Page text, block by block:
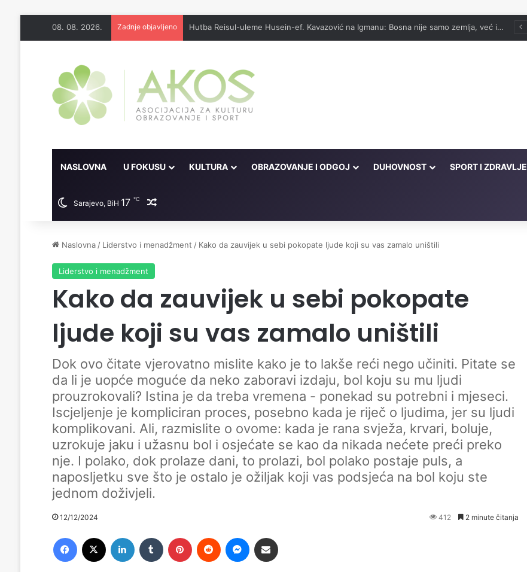
08. 08. 2026. Zadnje objavljeno Džennet je dar Milostivog onima koji su cijeli život kucali na vrata Njegove milosti
NASLOVNA U FOKUSU KULTURA OBRAZOVANJE I ODGOJ DUHOVNOST SPORT I ZDRAVLJE
Sarajevo, BiH 17 ℃ Random članak
Naslovna / Liderstvo i menadžment / Kako da zauvijek u sebi pokopate ljude koji su vas zamalo uništili
Liderstvo i menadžment
Kako da zauvijek u sebi pokopate
ljude koji su vas zamalo uništili
Dok ovo čitate vjerovatno mislite kako je to lakše reći nego učiniti. Pitate se
da li je uopće moguće da neko zaboravi izdaju, bol koju su mu ljudi
prouzrokovali? Istina je da treba vremena - ponekad su potrebni i mjeseci.
Iscjeljenje je kompliciran proces, posebno kada je riječ o ljudima, jer su ljudi
komplikovani. Ali, razmislite o ovome: kada je rana svježa, krvari, boluje,
uzrokuje jaku i užasnu bol i osjećate se kao da nikada nećete preći preko
nje. I polako, dok prolaze dani, to prolazi, bol polako postaje puls, a
naposljetku sve što je ostalo je ožiljak koji vas podsjeća na bol koju ste
jednom doživjeli.
12/12/2024 412 2 minute čitanja